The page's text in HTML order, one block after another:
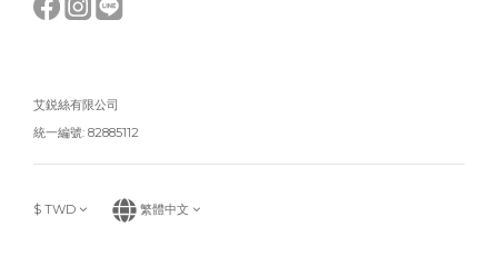
艾鋭絲有限公司
統一編號: 82885112
$ TWD 繁體中文